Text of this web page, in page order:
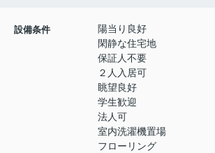
設備条件
陽当り良好
閑静な住宅地
保証人不要
２人入居可
眺望良好
学生歓迎
法人可
室内洗濯機置場
フローリング